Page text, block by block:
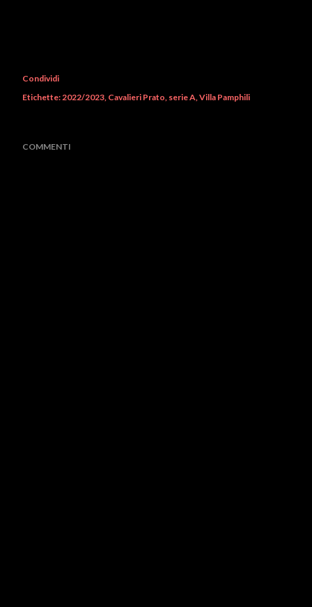
Condividi
Etichette:2022/2023 Cavalieri Prato serie A Villa Pamphili
COMMENTI